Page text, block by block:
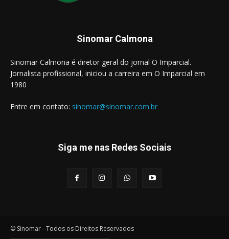
Sinomar Calmona
Sinomar Calmona é diretor geral do jornal O Imparcial.
Jornalista profissional, iniciou a carreira em O Imparcial em
1980
Entre em contato: sinomar@sinomar.com.br
Siga me nas Redes Sociais
© Sinomar - Todos os Direitos Reservados